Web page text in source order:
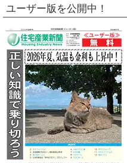
ユーザー版を公開中！